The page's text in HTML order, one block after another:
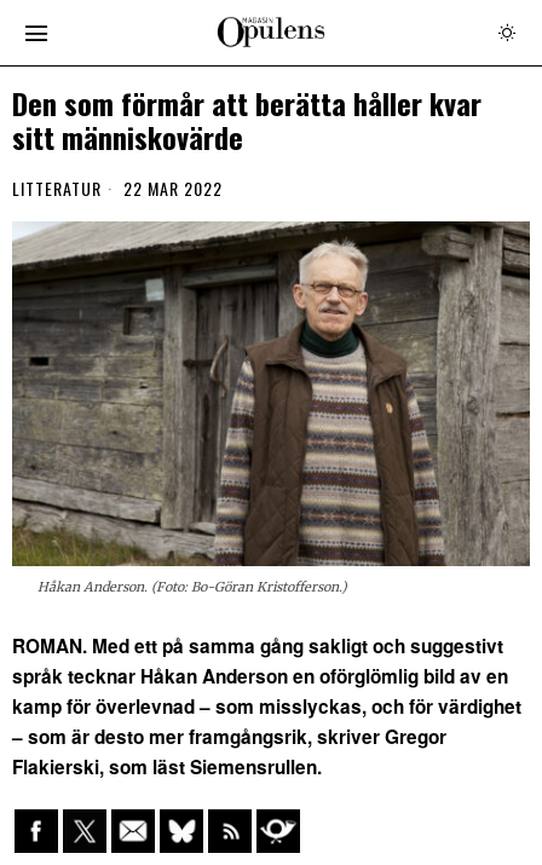
Den som förmår att berätta håller kvar
sitt människovärde
LITTERATUR 22 MAR 2022
Håkan Anderson. (Foto: Bo-Göran Kristofferson.)
ROMAN. Med ett på samma gång sakligt och suggestivt
språk tecknar Håkan Anderson en oförglömlig bild av en
kamp för överlevnad – som misslyckas, och för värdighet
– som är desto mer framgångsrik, skriver Gregor
Flakierski, som läst Siemensrullen.